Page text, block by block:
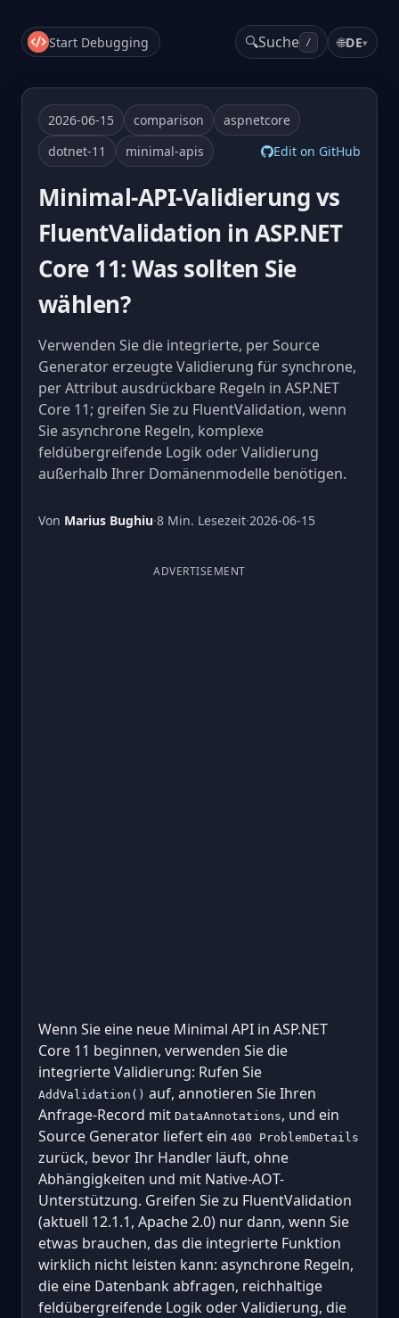
Start Debugging 🔍Suche / 🌐DE▾
2026-06-15 comparison
aspnetcore
dotnet-11
minimal-apis Edit on GitHub
Minimal-API-Validierung vs
FluentValidation in ASP.NET
Core 11: Was sollten Sie
wählen?
Verwenden Sie die integrierte, per Source
Generator erzeugte Validierung für synchrone,
per Attribut ausdrückbare Regeln in ASP.NET
Core 11; greifen Sie zu FluentValidation, wenn
Sie asynchrone Regeln, komplexe
feldübergreifende Logik oder Validierung
außerhalb Ihrer Domänenmodelle benötigen.
Von Marius Bughiu·8 Min. Lesezeit·2026-06-15
ADVERTISEMENT
Wenn Sie eine neue Minimal API in ASP.NET
Core 11 beginnen, verwenden Sie die
integrierte Validierung: Rufen Sie
AddValidation() auf, annotieren Sie Ihren
Anfrage-Record mit DataAnnotations, und ein
Source Generator liefert ein 400 ProblemDetails
zurück, bevor Ihr Handler läuft, ohne
Abhängigkeiten und mit Native-AOT-
Unterstützung. Greifen Sie zu FluentValidation
(aktuell 12.1.1, Apache 2.0) nur dann, wenn Sie
etwas brauchen, das die integrierte Funktion
wirklich nicht leisten kann: asynchrone Regeln,
die eine Datenbank abfragen, reichhaltige
feldübergreifende Logik oder Validierung, die